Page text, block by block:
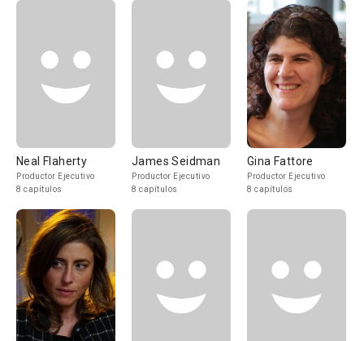
Neal Flaherty
Productor Ejecutivo
8 capítulos
James Seidman
Productor Ejecutivo
8 capítulos
Gina Fattore
Productor Ejecutivo
8 capítulos